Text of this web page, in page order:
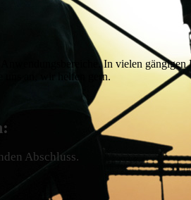
In vielen
uns an, wir helfen gern.
Abschluss.